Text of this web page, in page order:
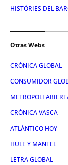
HISTÒRIES DEL
Otras Webs
CRÓNICA GLOBAL
CONSUMIDOR
METROPOLI
CRÓNICA VASCA
ATLÁNTICO HOY
HULE Y MANTEL
LETRA GLOBAL